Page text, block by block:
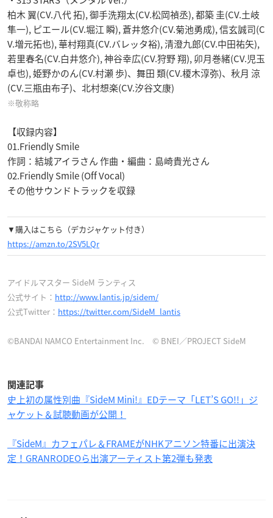
柏木 翼(CV.八代 拓), 御手洗翔太(CV.松岡禎丞), 都築 圭(CV.土岐
隼一), ピエール(CV.堀江 瞬), 蒼井悠介(CV.菊池勇成), 信玄誠司(C
V.増元拓也), 華村翔真(CV.バレッタ裕), 清澄九郎(CV.中田祐矢),
若里春名(CV.白井悠介), 神谷幸広(CV.狩野 翔), 卯月巻緒(CV.児玉
卓也), 姫野かのん(CV.村瀬 歩)、舞田 類(CV.榎木淳弥)、秋月 涼
(CV.三瓶由布子)、北村想楽(CV.汐谷文康)
※敬称略
【収録内容】
01.Friendly Smile
作詞：結城アイラさん 作曲・編曲：島崎貴光さん
02.Friendly Smile (Off Vocal)
その他サウンドトラックを収録
▼購入はこちら（デカジャケット付き）
https://amzn.to/2SV5LQr
アイドルマスター SideM ランティス
公式サイト： http://www.lantis.jp/sidem/
公式Twitter： https://twitter.com/SideM_lantis
©BANDAI NAMCO Entertainment Inc. © BNEI／PROJECT SideM
関連記事
史上初の属性別曲『SideM Mini!』EDテーマ「LET’S GO!!」ジ
ャケット＆試聴動画が公開！
『SideM』カフェパレ＆FRAMEがNHKアニソン特番に出演決
定！GRANRODEOら出演アーティスト第2弾も発表